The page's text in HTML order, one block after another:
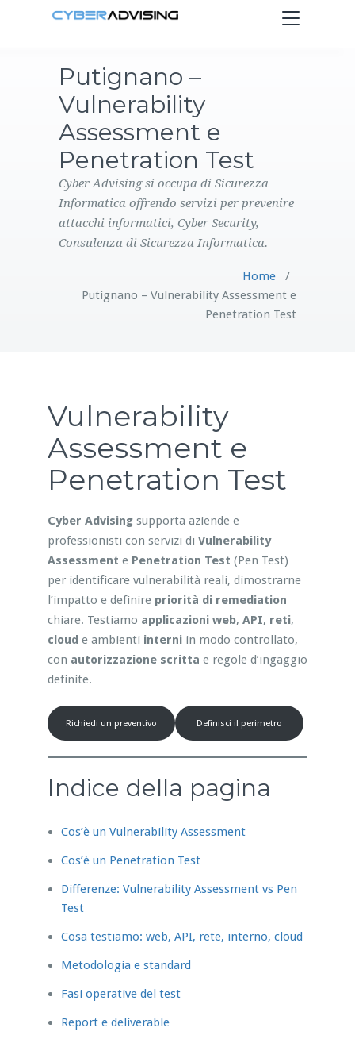
Toggle
navigation
PRODOTTI
CONTATTI
Putignano –
Vulnerability
Assessment e
Penetration Test
Cyber Advising si occupa di Sicurezza
Informatica offrendo servizi per prevenire
attacchi informatici, Cyber Security,
Consulenza di Sicurezza Informatica.
Home/
Putignano – Vulnerability Assessment e
Penetration Test
Vulnerability
Assessment e
Penetration Test
Cyber Advisingsupporta aziende e
professionisti con servizi di Vulnerability
Assessment e Penetration Test (Pen Test)
per identificare vulnerabilità reali, dimostrarne
l’impatto e definire priorità di remediation
chiare. Testiamo applicazioni web, API, reti,
cloude ambienti interniin modo controllato,
con autorizzazione scritta e regole d’ingaggio
definite.
Richiedi un preventivo Definisci il perimetro
Indice della pagina
Cos’è un Vulnerability Assessment
Cos’è un Penetration Test
Differenze: Vulnerability Assessment vs Pen
Test
Cosa testiamo: web, API, rete, interno, cloud
Metodologia e standard
Fasi operative del test
Report e deliverable